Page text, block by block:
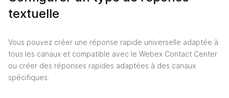
textuelle
Vous pouvez créer une réponse rapide universelle adaptée à
tous les canaux et compatible avec le Webex Contact Center
ou créer des réponses rapides adaptées à des canaux
spécifiques.